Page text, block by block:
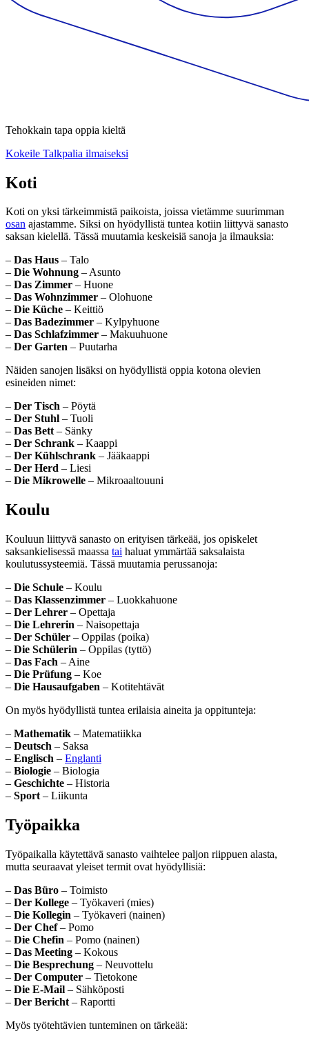
Tehokkain tapa oppia kieltä
Kokeile Talkpalia ilmaiseksi
Koti
Koti on yksi tärkeimmistä paikoista, joissa vietämme suurimman
osan ajastamme. Siksi on hyödyllistä tuntea kotiin liittyvä sanasto
saksan kielellä. Tässä muutamia keskeisiä sanoja ja ilmauksia:
– Das Haus – Talo
– Die Wohnung – Asunto
– Das Zimmer – Huone
– Das Wohnzimmer – Olohuone
– Die Küche – Keittiö
– Das Badezimmer – Kylpyhuone
– Das Schlafzimmer – Makuuhuone
– Der Garten – Puutarha
Näiden sanojen lisäksi on hyödyllistä oppia kotona olevien
esineiden nimet:
– Der Tisch – Pöytä
– Der Stuhl – Tuoli
– Das Bett– Sänky
– Der Schrank – Kaappi
– Der Kühlschrank – Jääkaappi
– Der Herd – Liesi
– Die Mikrowelle – Mikroaaltouuni
Koulu
Kouluun liittyvä sanasto on erityisen tärkeää, jos opiskelet
saksankielisessä maassa tai haluat ymmärtää saksalaista
koulutussysteemiä. Tässä muutamia perussanoja:
– Die Schule – Koulu
– Das Klassenzimmer – Luokkahuone
– Der Lehrer – Opettaja
– Die Lehrerin – Naisopettaja
– Der Schüler – Oppilas (poika)
– Die Schülerin – Oppilas (tyttö)
– Das Fach – Aine
– Die Prüfung – Koe
– Die Hausaufgaben – Kotitehtävät
On myös hyödyllistä tuntea erilaisia aineita ja oppitunteja:
– Mathematik – Matematiikka
– Deutsch – Saksa
– Englisch – Englanti
– Biologie – Biologia
– Geschichte – Historia
– Sport – Liikunta
Työpaikka
Työpaikalla käytettävä sanasto vaihtelee paljon riippuen alasta,
mutta seuraavat yleiset termit ovat hyödyllisiä:
– Das Büro – Toimisto
– Der Kollege – Työkaveri (mies)
– Die Kollegin – Työkaveri (nainen)
– Der Chef– Pomo
– Die Chefin – Pomo (nainen)
– Das Meeting – Kokous
– Die Besprechung – Neuvottelu
– Der Computer – Tietokone
– Die E-Mail – Sähköposti
– Der Bericht – Raportti
Myös työtehtävien tunteminen on tärkeää: